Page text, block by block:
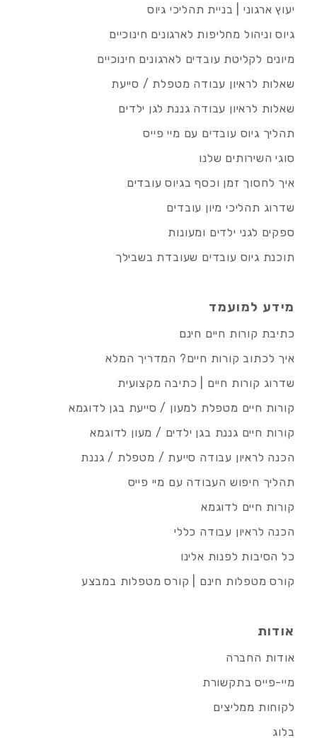
יעוץ ארגוני | בניית תהליכי גיוס
גיוס וניהול מחליפות לארגונים חינוכיים
מיונים לקליטת עובדים לארגונים חינוכיים
שאלות לראיון עבודה מטפלת / סייעת
שאלות לראיון עבודה גננת לגן ילדים
תהליך גיוס עובדים עם מיי פייס
סוגי השירותים שלנו
איך לחסוך זמן וכסף בגיוס עובדים
שדרוג תהליכי מיון עובדים
ספקים לגני ילדים ומעונות
תוכנת גיוס עובדים שעובדת בשבילך
מידע למועמד
כתיבת קורות חיים חינם
איך לכתוב קורות חיים? המדריך המלא
שדרוג קורות חיים | כתיבה מקצועית
קורות חיים מטפלת למעון / סייעת בגן לדוגמא
קורות חיים גננת בגן ילדים / מעון לדוגמא
הכנה לראיון עבודה סייעת / מטפלת / גננת
תהליך חיפוש העבודה עם מיי פייס
קורות חיים לדוגמא
הכנה לראיון עבודה כללי
כל הסיבות לפנות אלינו
קורס מטפלות חינם | קורס מטפלות במבצע
אודות
אודות החברה
מיי-פייס בתקשורת
לקוחות ממליצים
בלוג